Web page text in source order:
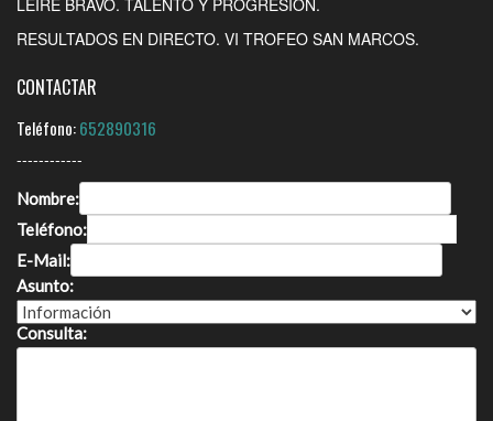
RESULTADOS EN DIRECTO. VI TROFEO SAN MARCOS.
CONTACTAR
Teléfono:652890316
------------
Nombre:
Teléfono:
E-Mail:
Asunto:
Consulta: